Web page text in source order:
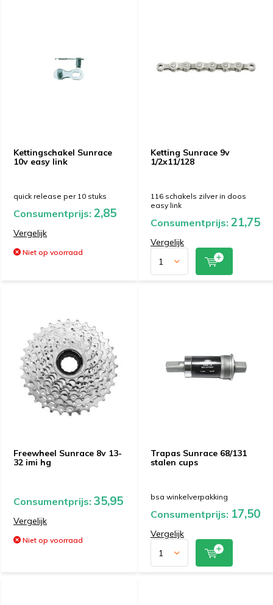
Kettingschakel Sunrace
10v easy link
quick release per 10 stuks
Consumentprijs: 2,85
Vergelijk
Niet op voorraad
Ketting Sunrace 9v
1/2x11/128
116 schakels zilver in doos
easy link
Consumentprijs: 21,75
Vergelijk
Freewheel Sunrace 8v 13-
32 imi hg
Consumentprijs: 35,95
Vergelijk
Niet op voorraad
Trapas Sunrace 68/131
stalen cups
bsa winkelverpakking
Consumentprijs: 17,50
Vergelijk